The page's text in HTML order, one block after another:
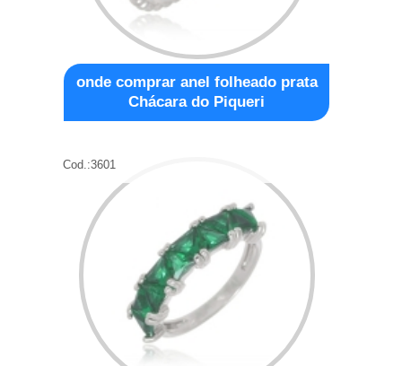
onde comprar anel folheado prata
Chácara do Piqueri
Cod.:3601